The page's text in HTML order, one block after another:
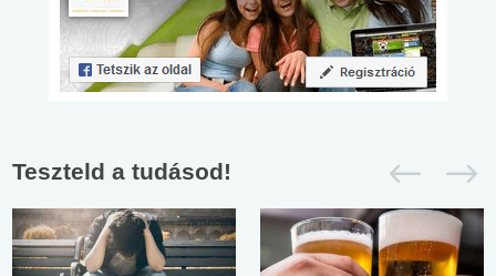
Teszteld a tudásod!